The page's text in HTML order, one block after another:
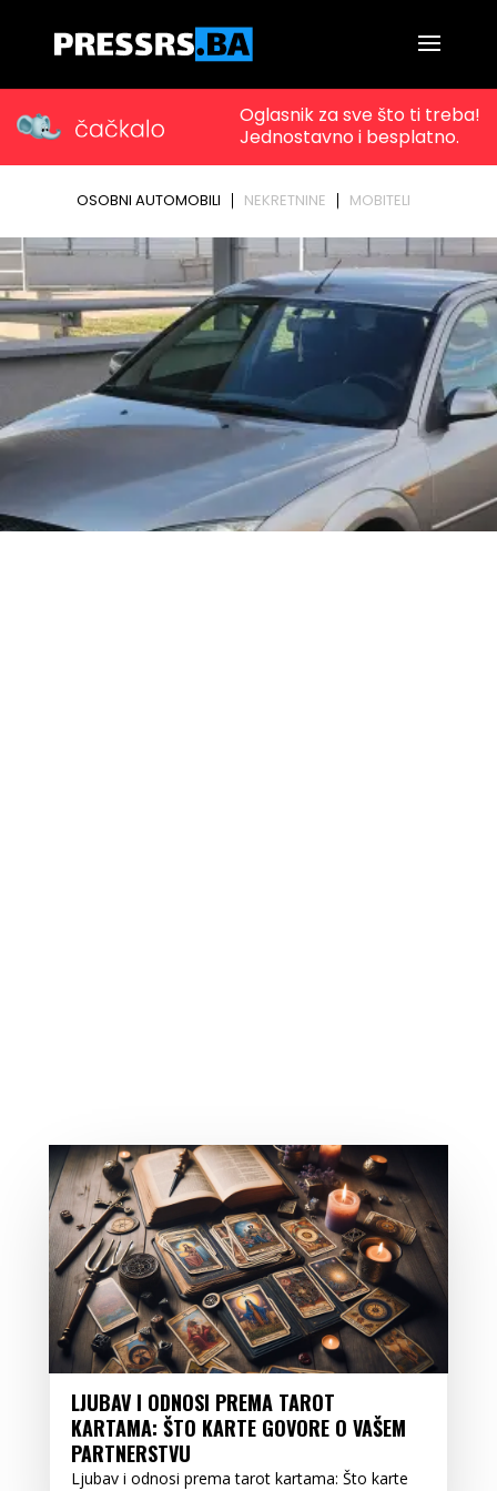
LJUBAV I ODNOSI PREMA TAROT
KARTAMA: ŠTO KARTE GOVORE O VAŠEM
PARTNERSTVU
Ljubav i odnosi prema tarot kartama: Što karte